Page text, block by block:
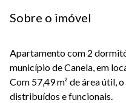
Sobre o imóvel
Apartamento com 2
município de Canela, em
Com 57,49 m² de área útil,
distribuídos e funcionais.